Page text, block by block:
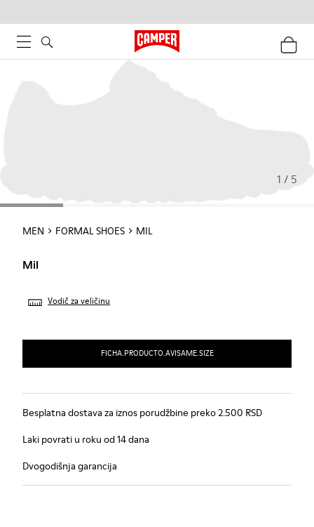
1 / 5
MEN FORMAL SHOES MIL
Mil
Vodič za veličinu
FICHA.PRODUCTO.AVISAME.SIZE
Besplatna dostava za iznos porudžbine preko 2.500 RSD
Laki povrati u roku od 14 dana
Dvogodišnja garancija